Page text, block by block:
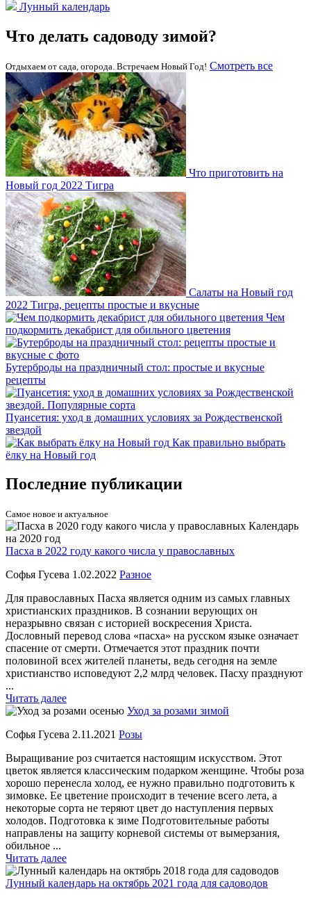
Лунный календарь
Что делать садоводу зимой?
Отдыхаем от сада, огорода. Встречаем Новый Год! Смотреть все
Что приготовить на
Новый год 2022 Тигра
Салаты на Новый год
2022 Тигра, рецепты простые и вкусные
Чем
подкормить декабрист для обильного цветения
Бутерброды на праздничный стол: простые и вкусные
рецепты
Пуансетия: уход в домашних условиях за Рождественской
звездой
Как правильно выбрать
ёлку на Новый год
Последние публикации
Самое новое и актуальное
Пасха в 2022 году какого числа у православных
Софья Гусева 1.02.2022 Разное
Для православных Пасха является одним из самых главных
христианских праздников. В сознании верующих он
неразрывно связан с историей воскресения Христа.
Дословный перевод слова «пасха» на русском языке означает
спасение от смерти. Отмечается этот праздник почти
половиной всех жителей планеты, ведь сегодня на земле
христианство исповедуют 2,2 млрд человек. Пасху празднуют
...
Читать далее
Уход за розами зимой
Софья Гусева 2.11.2021 Розы
Выращивание роз считается настоящим искусством. Этот
цветок является классическим подарком женщине. Чтобы роза
хорошо перенесла холод, ее нужно правильно подготовить к
зимовке. Ее цветение происходит в течение всего лета, а
некоторые сорта не теряют цвет до наступления первых
холодов. Подготовка к зиме Подготовительные работы
направлены на защиту корневой системы от вымерзания,
обильное ...
Читать далее
Лунный календарь на октябрь 2021 года для садоводов